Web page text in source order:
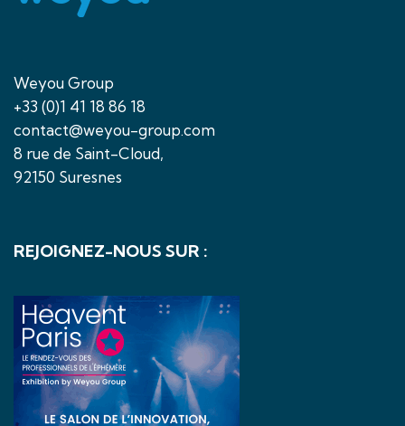
Weyou Group
+33 (0)1 41 18 86 18
contact@weyou-group.com
8 rue de Saint-Cloud,
92150 Suresnes
REJOIGNEZ-NOUS SUR :